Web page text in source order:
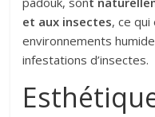
et aux insectes, ce
environnements
infestations d’insectes.